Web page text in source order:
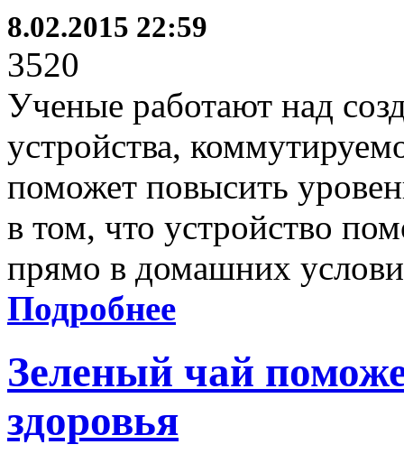
8.02.2015 22:59
3520
Ученые работают над
устройства,
поможет повысить
в том, что устройство
прямо в домашних
Подробнее
Зеленый чай
здоровья